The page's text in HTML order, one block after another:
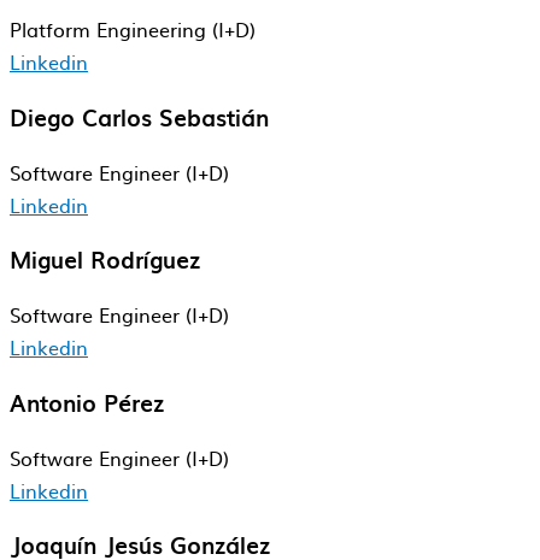
Platform Engineering (I+D)
Linkedin
Diego Carlos Sebastián
Software Engineer​ (I+D)
Linkedin
Miguel Rodríguez
Software Engineer​ (I+D)
Linkedin
Antonio Pérez
Software Engineer (I+D)
Linkedin
Joaquín Jesús González